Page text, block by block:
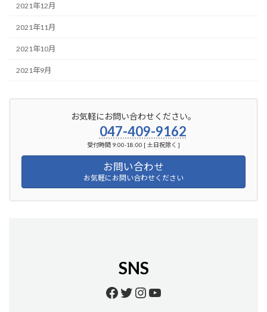
2021年12月
2021年11月
2021年10月
2021年9月
お気軽にお問い合わせください。
047-409-9162
受付時間 9:00-18:00 [ 土日祝除く ]
お問い合わせ
お気軽にお問い合わせください
SNS
Facebook
Twitter
Instagram
YouTube